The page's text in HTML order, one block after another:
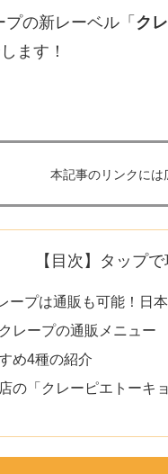
の新レーベル「 ク
ます！
本記事のリンクには
【目次】タップ
ープは通販も可能！日
レープの通販メニュー
め4種の紹介
の「クレーピエトーキ